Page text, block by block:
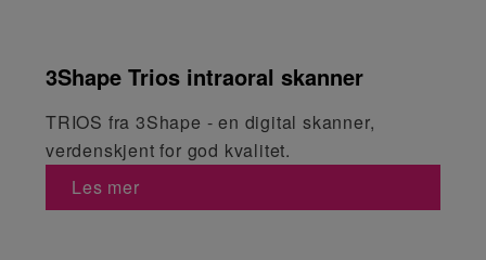
3Shape Trios intraoral skanner
TRIOS fra 3Shape - en digital skanner,
verdenskjent for god kvalitet.
Les mer